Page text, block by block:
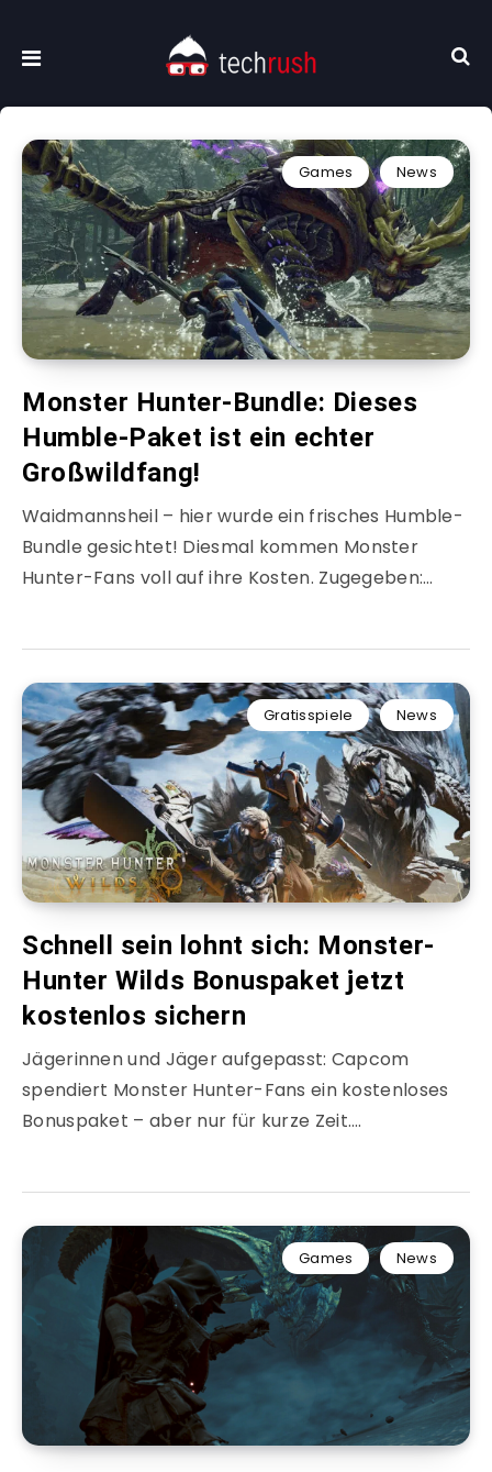
Games News
Monster Hunter-Bundle: Dieses
Humble-Paket ist ein echter
Großwildfang!
Waidmannsheil – hier wurde ein frisches Humble-
Bundle gesichtet! Diesmal kommen Monster
Hunter-Fans voll auf ihre Kosten. Zugegeben:…
Gratisspiele News
Schnell sein lohnt sich: Monster-
Hunter Wilds Bonuspaket jetzt
kostenlos sichern
Jägerinnen und Jäger aufgepasst: Capcom
spendiert Monster Hunter-Fans ein kostenloses
Bonuspaket – aber nur für kurze Zeit….
Games News